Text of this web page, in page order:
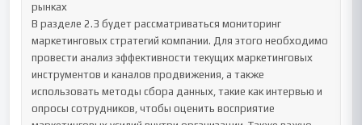
рынках
В разделе 2.3 будет рассматриваться мониторинг
маркетинговых стратегий компании. Для этого необходимо
провести анализ эффективности текущих маркетинговых
инструментов и каналов продвижения, а также
использовать методы сбора данных, такие как интервью и
опросы сотрудников, чтобы оценить восприятие